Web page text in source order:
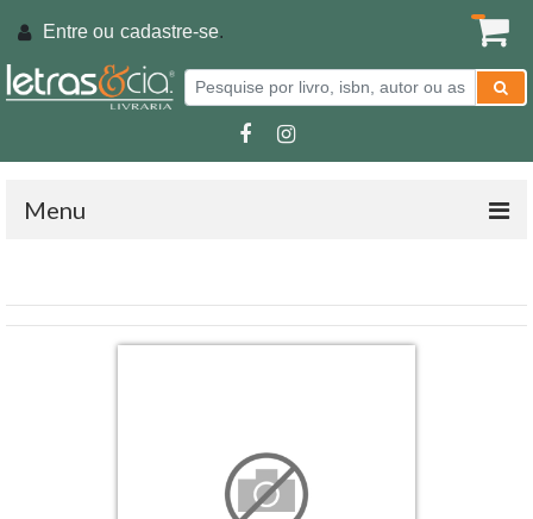
Entre ou cadastre-se.
Menu